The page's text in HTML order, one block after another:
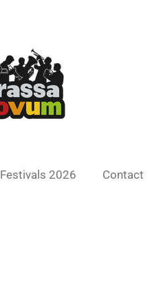
Festivals 2026 Contact